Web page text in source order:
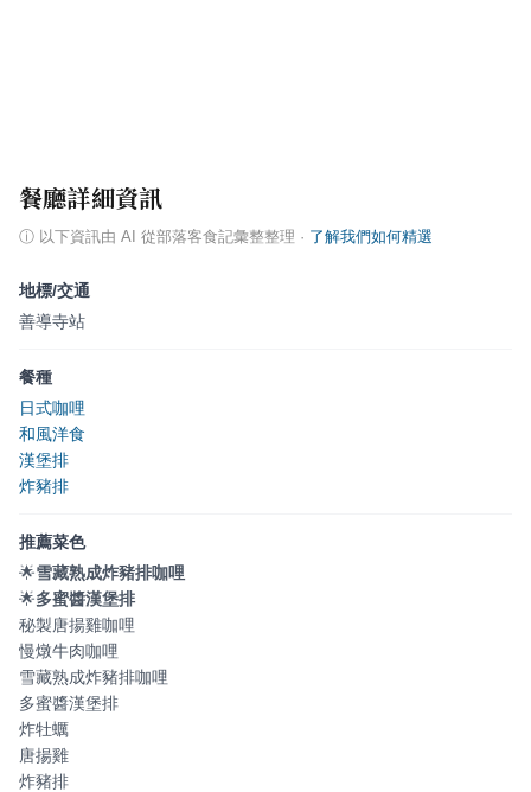
餐廳詳細資訊
ⓘ 以下資訊由 AI 從部落客食記彙整整理 · 了解我們如何精選
地標/交通
善導寺站
餐種
日式咖哩
和風洋食
漢堡排
炸豬排
推薦菜色
🌟雪藏熟成炸豬排咖哩
🌟多蜜醬漢堡排
秘製唐揚雞咖哩
慢燉牛肉咖哩
雪藏熟成炸豬排咖哩
多蜜醬漢堡排
炸牡蠣
唐揚雞
炸豬排